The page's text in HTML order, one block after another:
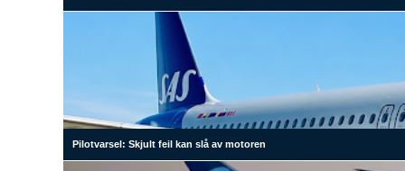
Pilotvarsel: Skjult feil kan slå av motoren